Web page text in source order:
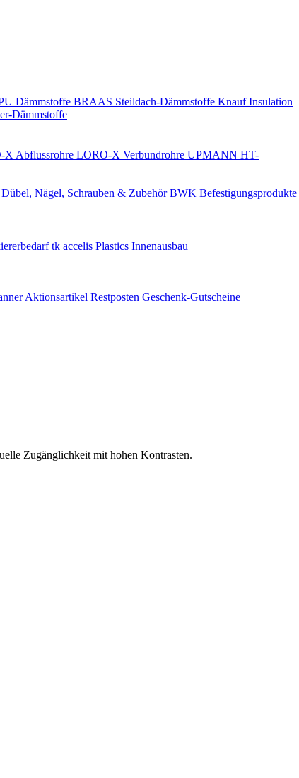
Dämmstoffe BRAAS Steildach-Dämmstoffe Knauf Insulation
Dämmstoffe
X Abflussrohre LORO-X Verbundrohre UPMANN HT-
Nägel, Schrauben & ZubehörBWK Befestigungsprodukte
tk accelis Plastics Innenausbau
Aktionsartikel Restposten Geschenk-Gutscheine
Zugänglichkeit mit hohen Kontrasten.